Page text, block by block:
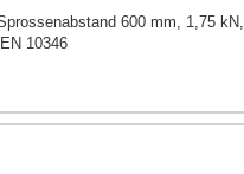
600 mm, 1,75 kN,
10346